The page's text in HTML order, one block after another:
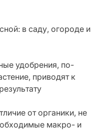
удобрения, по-
приводят к
от органики, не
макро- и